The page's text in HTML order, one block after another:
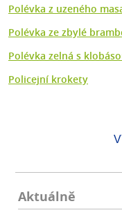
Polévka z uzeného
Polévka ze zbylé
Polévka zelná s
Policejní krokety
Aktuálně